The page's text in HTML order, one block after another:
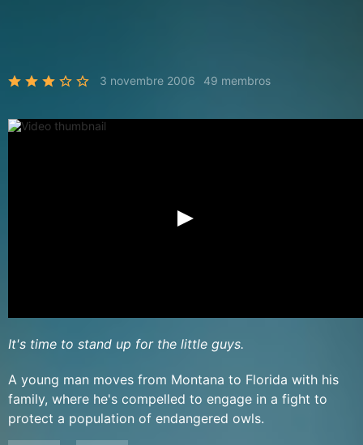
3 novembre 2006 49 membros
It's time to stand up for the little guys.
A young man moves from Montana to Florida with his
family, where he's compelled to engage in a fight to
protect a population of endangered owls.